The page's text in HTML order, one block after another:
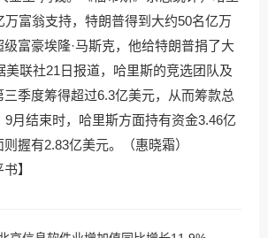
万富翁支持，特朗普得到大约50名亿万
富豪埃隆·马斯克，他给特朗普捐了大
美联社21日报道，哈里斯的竞选团队及
季度筹得超过6.3亿美元，从而筹款总
9月结束时，哈里斯方面持有资金3.46亿
握有2.83亿美元。（惠晓霜）
】